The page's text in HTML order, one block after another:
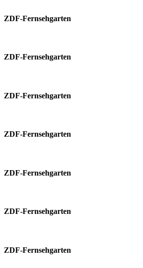
ZDF-Fernsehgarten
ZDF-Fernsehgarten
ZDF-Fernsehgarten
ZDF-Fernsehgarten
ZDF-Fernsehgarten
ZDF-Fernsehgarten
ZDF-Fernsehgarten